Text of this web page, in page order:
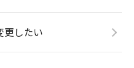
更したい